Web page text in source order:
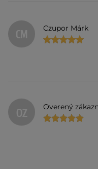
CM Czupor Márk
OZ Overený